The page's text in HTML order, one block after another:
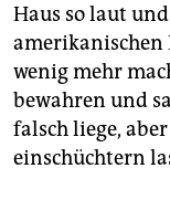
Haus so laut
amerikanischen
wenig mehr
bewahren und
falsch liege,
einschüchtern